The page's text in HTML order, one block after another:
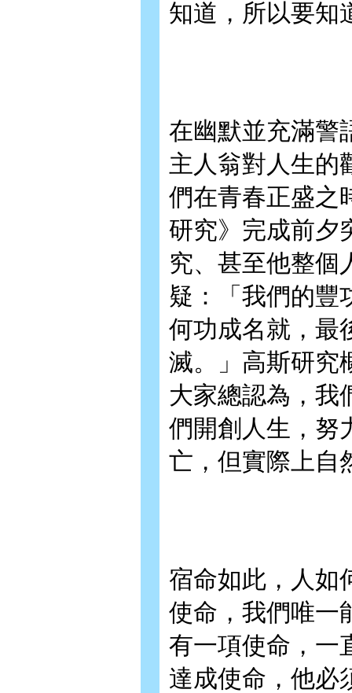
知道，所以要知
在幽默並充滿警
主人翁對人生的
們在青春正盛之
研究》完成前夕
究、甚至他整個
疑：「我們的豐
何功成名就，
滅。」高斯研究
大家總認為，我
們開創人生，努
亡，但實際上自
宿命如此，人如
使命，我們唯一
有一項使命，一
達成使命，他必